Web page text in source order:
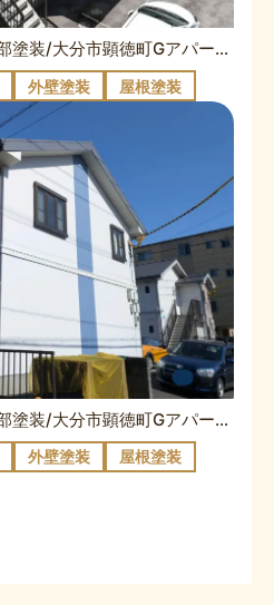
外壁塗装/屋根塗装/付帯部塗装/大分市顕徳町Gアパート②
外壁塗装 屋根塗装
外壁塗装/屋根塗装/付帯部塗装/大分市顕徳町Gアパート①
外壁塗装
屋根塗装